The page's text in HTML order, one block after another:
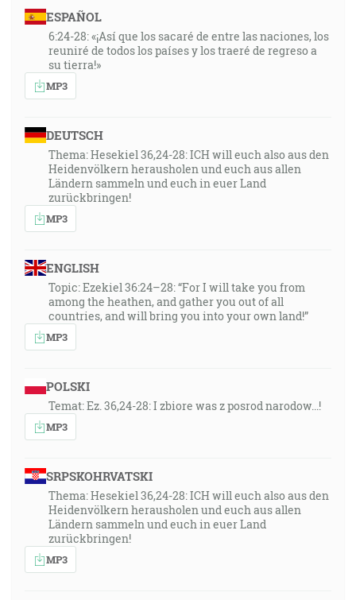
ESPAÑOL
6:24-28: «¡Así que los sacaré de entre las naciones, los
reuniré de todos los países y los traeré de regreso a
su tierra!»
MP3
DEUTSCH
Thema: Hesekiel 36,24-28: ICH will euch also aus den
Heidenvölkern herausholen und euch aus allen
Ländern sammeln und euch in euer Land
zurückbringen!
MP3
ENGLISH
Topic: Ezekiel 36:24–28: “For I will take you from
among the heathen, and gather you out of all
countries, and will bring you into your own land!”
MP3
POLSKI
Temat: Ez. 36,24-28: I zbiore was z posrod narodow...!
MP3
SRPSKOHRVATSKI
Thema: Hesekiel 36,24-28: ICH will euch also aus den
Heidenvölkern herausholen und euch aus allen
Ländern sammeln und euch in euer Land
zurückbringen!
MP3